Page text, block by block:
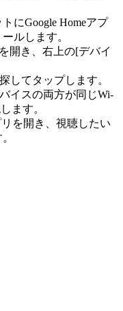
にGoogle Homeアプ
ルします。
開き、右上の[デバイ
してタップします。
イスの両方が同じWi-
ます。
を開き、視聴したい